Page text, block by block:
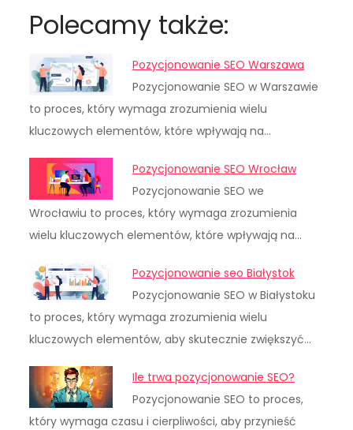
Polecamy także:
Pozycjonowanie SEO Warszawa
Pozycjonowanie SEO w Warszawie
to proces, który wymaga zrozumienia wielu
kluczowych elementów, które wpływają na…
Pozycjonowanie SEO Wrocław
Pozycjonowanie SEO we
Wrocławiu to proces, który wymaga zrozumienia
wielu kluczowych elementów, które wpływają na…
Pozycjonowanie seo Białystok
Pozycjonowanie SEO w Białystoku
to proces, który wymaga zrozumienia wielu
kluczowych elementów, aby skutecznie zwiększyć…
Ile trwa pozycjonowanie SEO?
Pozycjonowanie SEO to proces,
który wymaga czasu i cierpliwości, aby przynieść